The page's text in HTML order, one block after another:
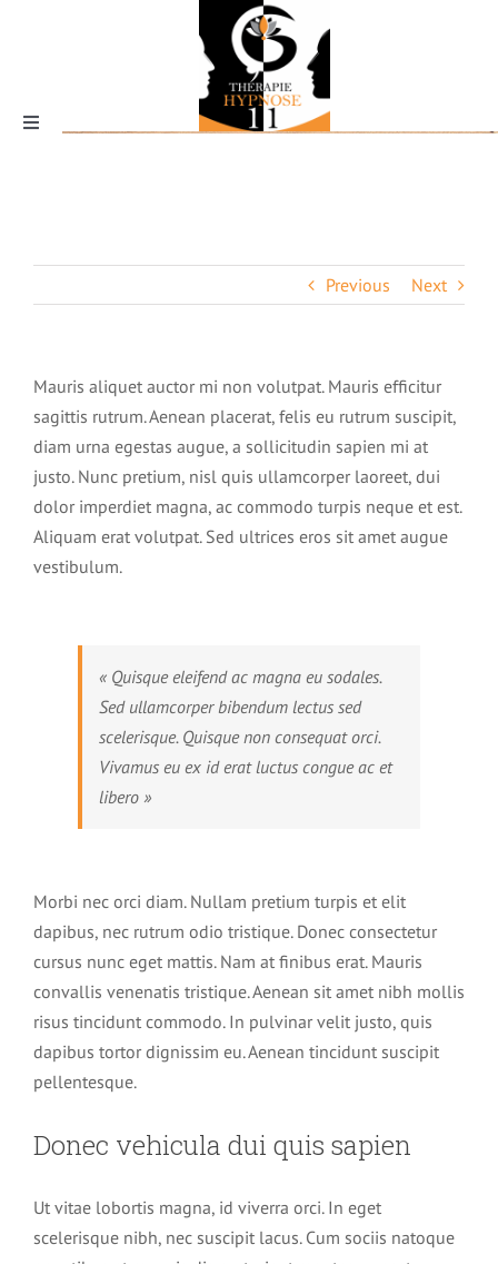
Toggle
Les formations
Catalogue des formations hypnose
Formation en hypnose somnambulique et expérimentale
Centre de formation à l’auto hypnose
Formation Auto-hypnose niveau 2 « perfectionnement » dans
l’Aude
Formation Auto hypnose niveau 1 et 2 dans l’Aude
Pré-inscription sur une formation
Quels sont les atouts de l’auto hypnose ?
Comment lâcher prise
Avis de nos stagiaires sur la formation Auto hypnose
Position du centre de formation
LA THÉRAPIE
Mauris aliquet auctor mi
volutpat sagittis rutrum
Mauris aliquet auctor mi volutpat sagittis rutrum
Previous Next
Mauris aliquet auctor mi non volutpat. Mauris efficitur
sagittis rutrum. Aenean placerat, felis eu rutrum suscipit,
diam urna egestas augue, a sollicitudin sapien mi at
justo. Nunc pretium, nisl quis ullamcorper laoreet, dui
dolor imperdiet magna, ac commodo turpis neque et est.
Aliquam erat volutpat. Sed ultrices eros sit amet augue
vestibulum.
« Quisque eleifend ac magna eu sodales.
Sed ullamcorper bibendum lectus sed
scelerisque. Quisque non consequat orci.
Vivamus eu ex id erat luctus congue ac et
libero »
Morbi nec orci diam. Nullam pretium turpis et elit
dapibus, nec rutrum odio tristique. Donec consectetur
cursus nunc eget mattis. Nam at finibus erat. Mauris
convallis venenatis tristique. Aenean sit amet nibh mollis
risus tincidunt commodo. In pulvinar velit justo, quis
dapibus tortor dignissim eu. Aenean tincidunt suscipit
pellentesque.
Donec vehicula dui quis sapien
Ut vitae lobortis magna, id viverra orci. In eget
scelerisque nibh, nec suscipit lacus. Cum sociis natoque